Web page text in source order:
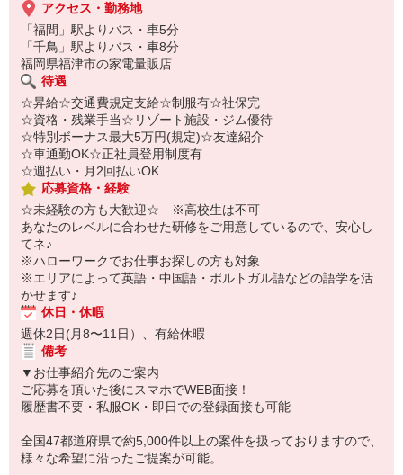
アクセス・勤務地
「福間」駅よりバス・車5分
「千鳥」駅よりバス・車8分
福岡県福津市の家電量販店
待遇
☆昇給☆交通費規定支給☆制服有☆社保完
☆資格・残業手当☆リゾート施設・ジム優待
☆特別ボーナス最大5万円(規定)☆友達紹介
☆車通勤OK☆正社員登用制度有
☆週払い・月2回払いOK
応募資格・経験
☆未経験の方も大歓迎☆ ※高校生は不可
あなたのレベルに合わせた研修をご用意しているので、安心し
てネ♪
※ハローワークでお仕事お探しの方も対象
※エリアによって英語・中国語・ポルトガル語などの語学を活
かせます♪
休日・休暇
週休2日(月8〜11日）、有給休暇
備考
▼お仕事紹介先のご案内
ご応募を頂いた後にスマホでWEB面接！
履歴書不要・私服OK・即日での登録面接も可能
全国47都道府県で約5,000件以上の案件を扱っておりますので、
様々な希望に沿ったご提案が可能。